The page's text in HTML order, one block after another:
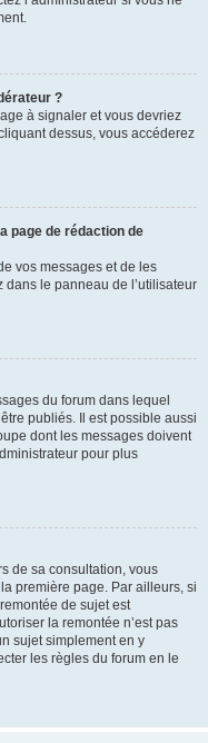
?
à signaler et vous devriez
dessus, vous accéderez
page de rédaction de
vos messages et de les
le panneau de l’utilisateur
du forum dans lequel
publiés. Il est possible aussi
dont les messages doivent
pour plus
de sa consultation, vous
première page. Par ailleurs, si
de sujet est
la remontée n’est pas
sujet simplement en y
les règles du forum en le